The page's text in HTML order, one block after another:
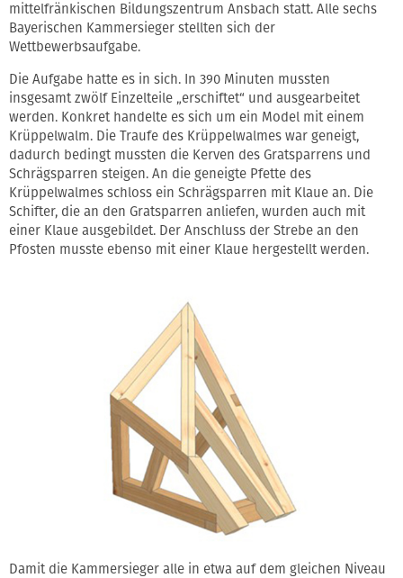
mittelfränkischen Bildungszentrum Ansbach statt. Alle sechs
Bayerischen Kammersieger stellten sich der
Wettbewerbsaufgabe.
Die Aufgabe hatte es in sich. In 390 Minuten mussten
insgesamt zwölf Einzelteile „erschiftet“ und ausgearbeitet
werden. Konkret handelte es sich um ein Model mit einem
Krüppelwalm. Die Traufe des Krüppelwalmes war geneigt,
dadurch bedingt mussten die Kerven des Gratsparrens und
Schrägsparren steigen. An die geneigte Pfette des
Krüppelwalmes schloss ein Schrägsparren mit Klaue an. Die
Schifter, die an den Gratsparren anliefen, wurden auch mit
einer Klaue ausgebildet. Der Anschluss der Strebe an den
Pfosten musste ebenso mit einer Klaue hergestellt werden.
Damit die Kammersieger alle in etwa auf dem gleichen Niveau